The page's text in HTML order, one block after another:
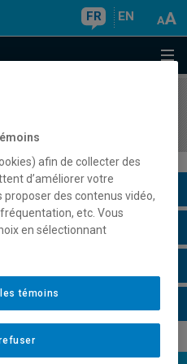
FR EN
afin de collecter des
d’améliorer votre
proposer des contenus vidéo,
etc. Vous
en sélectionnant
témoins